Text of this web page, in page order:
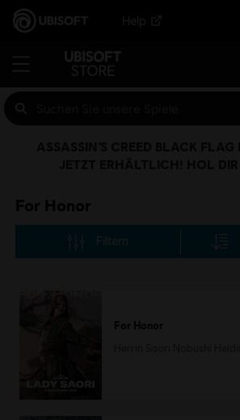
Help
For Honor
Filtern
For Honor